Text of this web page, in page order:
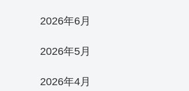
2026年6月
2026年5月
2026年4月